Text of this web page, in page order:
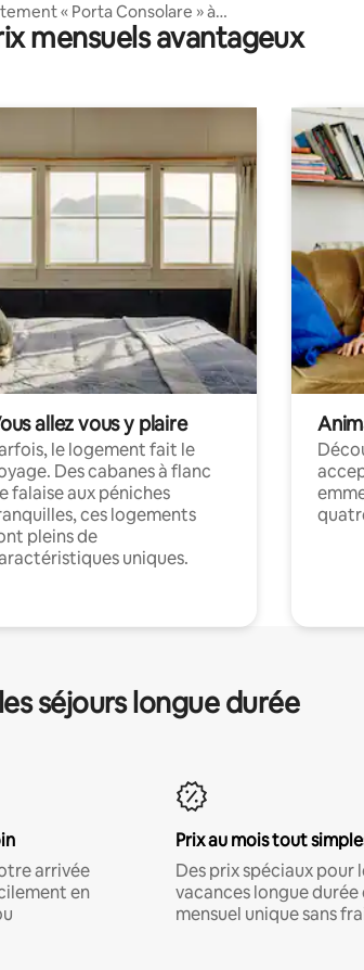
« Porta Consolare » à
mensuels avantageux
allez vous y plaire
le logement fait le
Des cabanes à flanc
falaise aux péniches
ces logements
pleins de
uniques.
séjours longue durée
arrivée
en
Prix au mois tout
Des prix spéciaux pour
vacances longue
mensuel unique sans